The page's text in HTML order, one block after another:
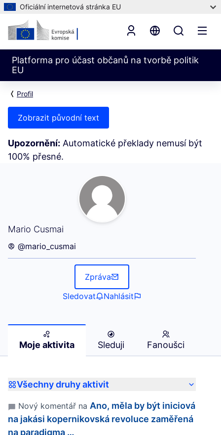
Oficiální internetová stránka EU
Platforma pro účast občanů na tvorbě politik
EU
Profil
Zobrazit původní text
Upozornění: Automatické překlady nemusí být
100% přesné.
Mario Cusmai
Moje aktivita (Mario Cusmai)
@mario_cusmai
Zpráva
Sledovat
Nahlásit
Moje aktivita Sleduji Fanoušci
Všechny druhy aktivit
Nový komentář na Ano, měla by být iniciová
na jakási kopernikovská revoluce zaměřená
na paradigma …